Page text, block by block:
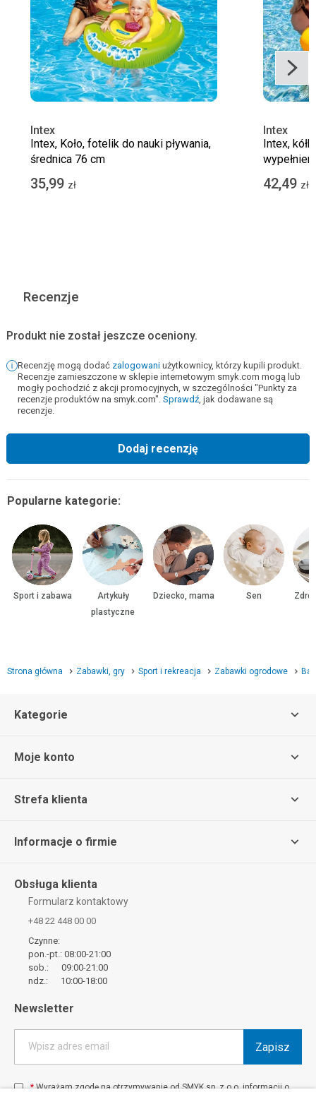
Intex
Intex, Koło, fotelik do nauki pływania,
średnica 76 cm
35,99 zł
Intex
Intex,
42,49 zł
Recenzje
Produkt nie został jeszcze oceniony.
Recenzję mogą dodać zalogowani użytkownicy, którzy kupili produkt.
Recenzje zamieszczone w sklepie internetowym smyk.com mogą lub
mogły pochodzić z akcji promocyjnych, w szczególności "Punkty za
recenzje produktów na smyk.com". Sprawdź, jak dodawane są
recenzje.
Dodaj recenzję
Popularne kategorie:
Sport i zabawa
Artykuły
plastyczne
Dziecko, mama Sen
Strona główna Zabawki, gry Sport i rekreacja Zabawki ogrodowe
Kategorie
Moje konto
Strefa klienta
Informacje o firmie
Obsługa klienta
Formularz kontaktowy
+48 22 448 00 00
Czynne:
pon.-pt.: 08:00-21:00
sob.: 09:00-21:00
ndz.: 10:00-18:00
Newsletter
Wpisz adres email Zapisz
*Wyrażam zgodę na otrzymywanie od SMYK sp. z o.o. informacji o